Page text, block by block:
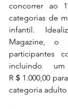
concorrer ao
categorias de
infantil.
Magazine, o
participantes
incluindo
R＄1.000,00
categoria adulto.